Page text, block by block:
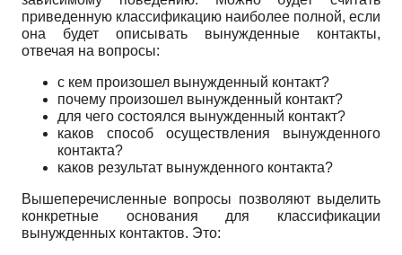
приведенную классификацию наиболее полной, если
она будет описывать вынужденные контакты,
отвечая на вопросы:
с кем произошел вынужденный контакт?
почему произошел вынужденный контакт?
для чего состоялся вынужденный контакт?
каков способ осуществления вынужденного
контакта?
каков результат вынужденного контакта?
Вышеперечисленные вопросы позволяют выделить
конкретные основания для классификации
вынужденных контактов. Это: